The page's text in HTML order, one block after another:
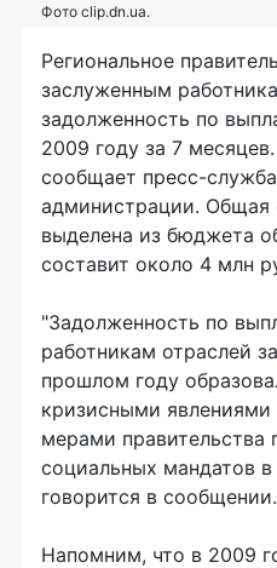
Фото clip.dn.ua.
Региональное
заслуженным
задолженность по
2009 году за 7
сообщает пресс-
администрации. Общая
выделена из бюджета
составит около 4 млн
"Задолженность по
работникам отраслей
прошлом году
кризисными
мерами
социальных мандатов в
говорится в сообщении.
Напомним, что в 2009